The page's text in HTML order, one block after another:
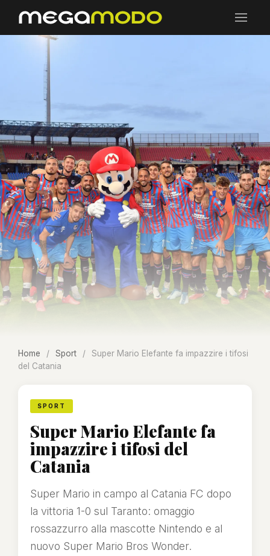
Home / Sport /
Super Mario Elefante fa impazzire i tifosi
del Catania
SPORT
Super Mario Elefante fa
impazzire i tifosi del
Catania
Super Mario in campo al Catania FC dopo
la vittoria 1-0 sul Taranto: omaggio
rossazzurro alla mascotte Nintendo e al
nuovo Super Mario Bros Wonder.